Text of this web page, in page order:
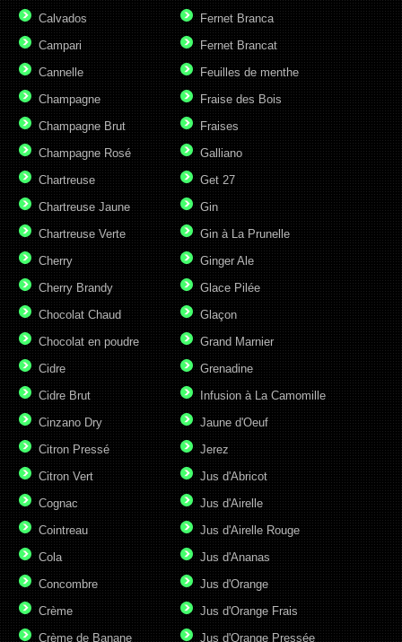
Calvados
Campari
Cannelle
Champagne
Champagne Brut
Champagne Rosé
Chartreuse
Chartreuse Jaune
Chartreuse Verte
Cherry
Cherry Brandy
Chocolat Chaud
Chocolat en poudre
Cidre
Cidre Brut
Cinzano Dry
Citron Pressé
Citron Vert
Cognac
Cointreau
Cola
Concombre
Crème
Crème de Banane
Fernet Branca
Fernet Brancat
Feuilles de menthe
Fraise des Bois
Fraises
Galliano
Get 27
Gin
Gin à La Prunelle
Ginger Ale
Glace Pilée
Glaçon
Grand Marnier
Grenadine
Infusion à La Camomille
Jaune d'Oeuf
Jerez
Jus d'Abricot
Jus d'Airelle
Jus d'Airelle Rouge
Jus d'Ananas
Jus d'Orange
Jus d'Orange Frais
Jus d'Orange Pressée